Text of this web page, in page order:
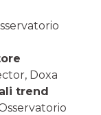
Doxa
trend